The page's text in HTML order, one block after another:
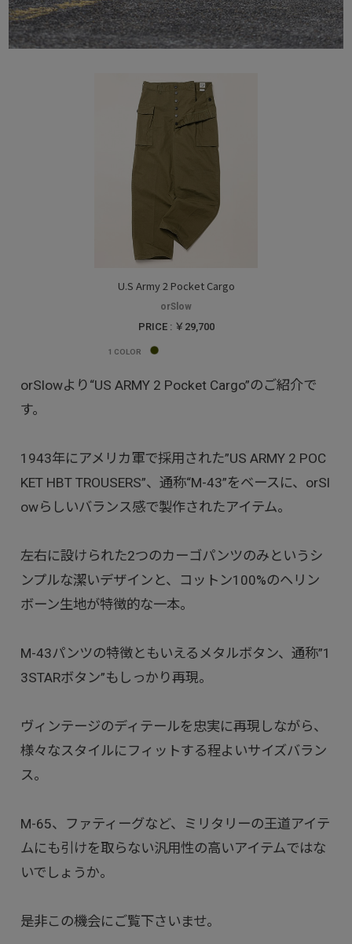
U.S Army 2 Pocket Cargo
orSlow
PRICE : ￥29,700
1 COLOR
orSlowより“US ARMY 2 Pocket Cargo”のご紹介で
す。
1943年にアメリカ軍で採用された”US ARMY 2 POC
KET HBT TROUSERS”、通称“M-43”をベースに、orSl
owらしいバランス感で製作されたアイテム。
左右に設けられた2つのカーゴパンツのみというシ
ンプルな潔いデザインと、コットン100%のヘリン
ボーン生地が特徴的な一本。
M-43パンツの特徴ともいえるメタルボタン、通称”1
3STARボタン”もしっかり再現。
ヴィンテージのディテールを忠実に再現しながら、
様々なスタイルにフィットする程よいサイズバラン
ス。
M-65、ファティーグなど、ミリタリーの王道アイテ
ムにも引けを取らない汎用性の高いアイテムではな
いでしょうか。
是非この機会にご覧下さいませ。